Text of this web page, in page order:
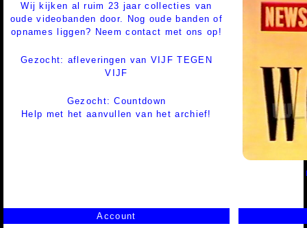
Wij kijken al ruim 23 jaar collecties van
oude videobanden door. Nog oude banden of
opnames liggen? Neem contact met ons op!
Gezocht: afleveringen van VIJF TEGEN
VIJF
Gezocht: Countdown
Help met het aanvullen van het archief!
Account